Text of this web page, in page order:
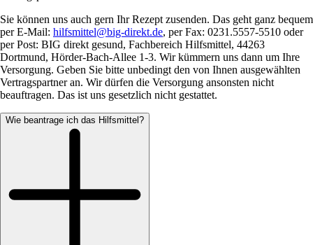
Sie können uns auch gern Ihr Rezept zusenden. Das geht ganz bequem
per E-Mail: hilfsmittel@big-direkt.de, per Fax: 0231.5557-5510 oder
per Post: BIG direkt gesund, Fachbereich Hilfsmittel, 44263
Dortmund, Hörder-Bach-Allee 1-3. Wir kümmern uns dann um Ihre
Versorgung. Geben Sie bitte unbedingt den von Ihnen ausgewählten
Vertragspartner an. Wir dürfen die Versorgung ansonsten nicht
beauftragen. Das ist uns gesetzlich nicht gestattet.
Wie beantrage ich das Hilfsmittel?